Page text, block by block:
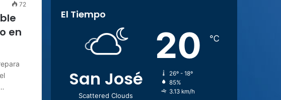
72
en
El Tiempo
San José
Scattered Clouds
20 ℃
26º - 18º
85%
3.13 km/h